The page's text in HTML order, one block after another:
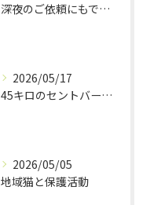
深夜のご依頼にもできる限り対応しております ～ハムスターちゃんのお見送り～
2026/05/17
45キロのセントバーナードちゃんのお見送り
2026/05/05
地域猫と保護活動